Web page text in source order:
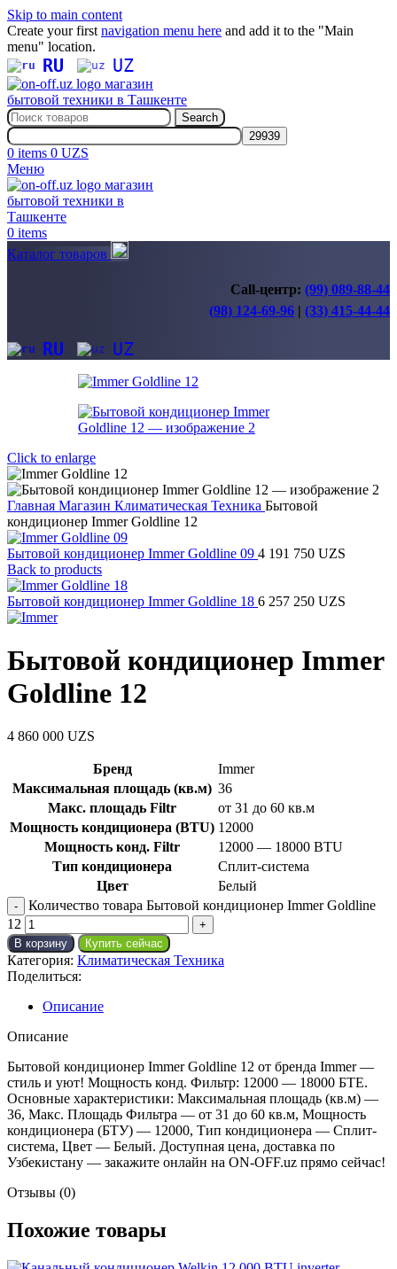
Skip to main content
Create your first navigation menu here and add it to the "Main
menu" location.
RU UZ
Search
0 items 0 UZS
Меню
0 items
Каталог товаров
Call-центр: (99) 089-88-44
(98) 124-69-96 | (33) 415-44-44
RU UZ
Click to enlarge
Главная Магазин Климатическая Техника Бытовой
кондиционер Immer Goldline 12
Бытовой кондиционер Immer Goldline 09 4 191 750 UZS
Back to products
Бытовой кондиционер Immer Goldline 18 6 257 250 UZS
Бытовой кондиционер Immer
Goldline 12
4 860 000 UZS
Бренд
Immer
Максимальная площадь (кв.м) 36
Макс. площадь Filtr
от 31 до 60 кв.м
Мощность кондиционера (BTU) 12000
Мощность конд. Filtr
12000 — 18000 BTU
Тип кондиционера
Сплит-система
Цвет
Белый
Количество товара Бытовой кондиционер Immer Goldline
12
В корзину Купить сейчас
Категория: Климатическая Техника
Поделиться:
Описание
Описание
Бытовой кондиционер Immer Goldline 12 от бренда Immer —
стиль и уют! Мощность конд. Фильтр: 12000 — 18000 БТЕ.
Основные характеристики: Максимальная площадь (кв.м) —
36, Макс. Площадь Фильтра — от 31 до 60 кв.м, Мощность
кондиционера (БТУ) — 12000, Тип кондиционера — Сплит-
система, Цвет — Белый. Доступная цена, доставка по
Узбекистану — закажите онлайн на ON-OFF.uz прямо сейчас!
Отзывы (0)
Похожие товары